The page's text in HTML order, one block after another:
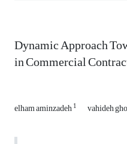
Dynamic Approach
in Commercial
elham aminzadeh1 vahideh